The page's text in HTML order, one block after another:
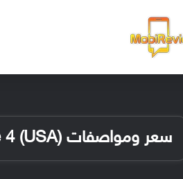
سعر ومواصفات Samsung Galaxy Note 4 (USA)